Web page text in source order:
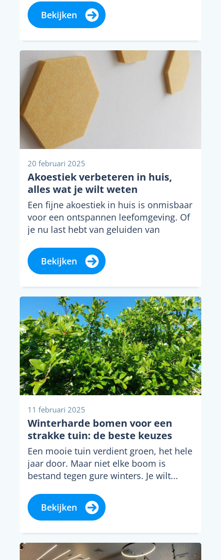
Bekijken
20 februari 2025
Akoestiek verbeteren in huis,
alles wat je wilt weten
Een fijne akoestiek in huis is onmisbaar
voor een ontspannen leefomgeving. Of
je nu last hebt van geluiden van
Bekijken
11 februari 2025
Winterharde bomen voor een
strakke tuin: de beste keuzes
Een mooie tuin verdient groen, het hele
jaar door. Maar niet elke boom is
bestand tegen gure winters. Je wilt...
Bekijken